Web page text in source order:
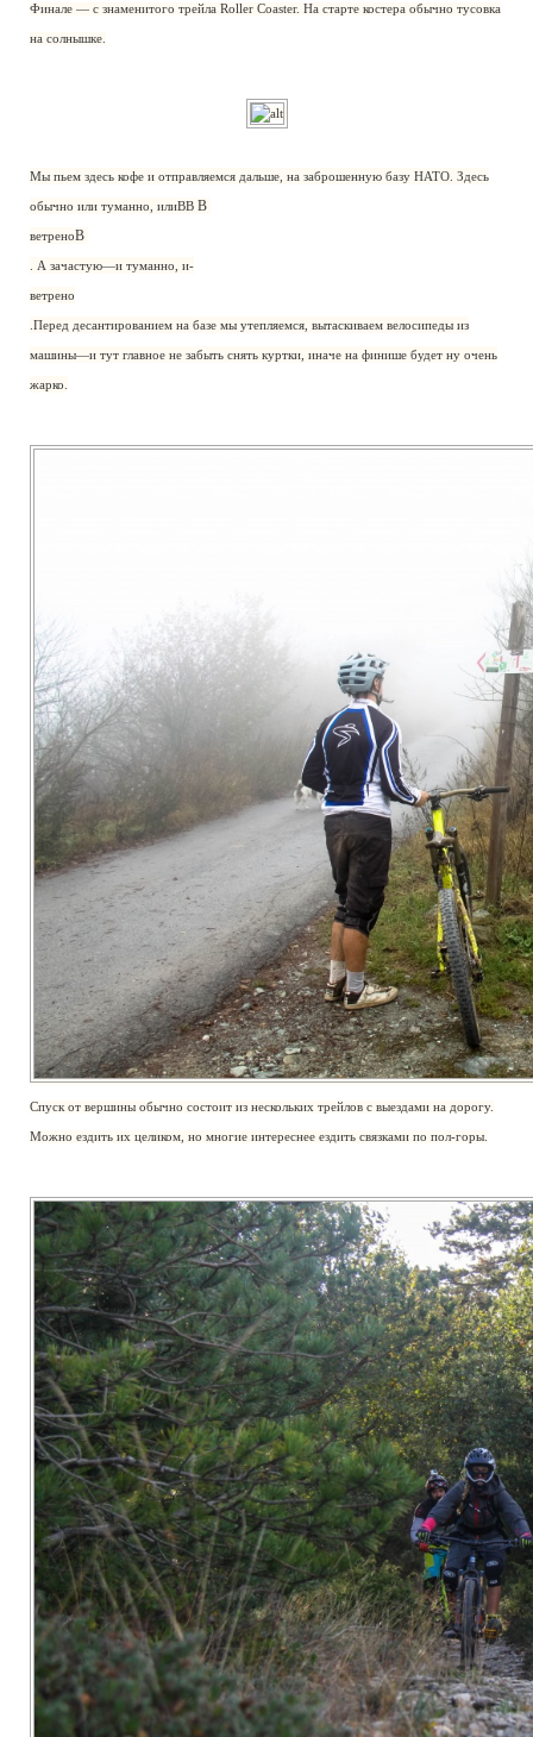
Финале — с знаменитого трейла Roller Coaster. На старте костера обычно тусовка
на солнышке.
Мы пьем здесь кофе и отправляемся дальше, на заброшенную базу НАТО. Здесь
обычно или туманно, илиВВ В
ветреноВ
. А зачастую—и туманно, и-
ветрено
.Перед десантированием на базе мы утепляемся, вытаскиваем велосипеды из
машины—и тут главное не забыть снять куртки, иначе на финише будет ну очень
жарко.
Спуск от вершины обычно состоит из нескольких трейлов с выездами на дорогу.
Можно ездить их целиком, но многие интереснее ездить связками по пол-горы.